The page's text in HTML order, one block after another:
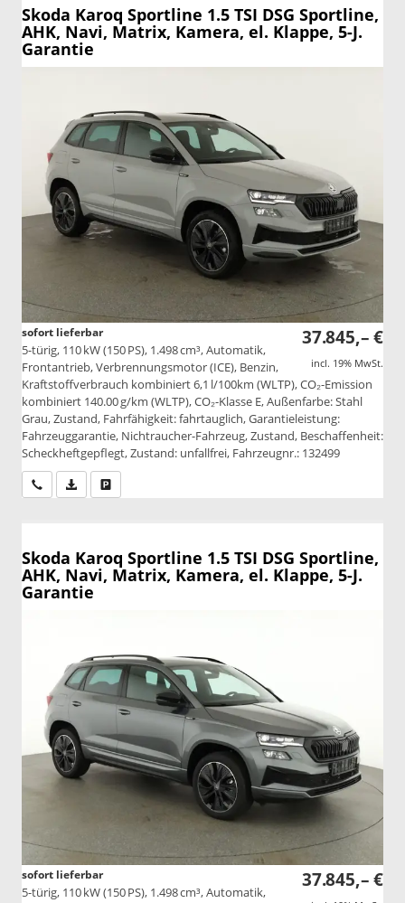
Skoda Karoq Sportline 1.5 TSI DSG Sportline,
AHK, Navi, Matrix, Kamera, el. Klappe, 5-J.
Garantie
37.845,– €
incl. 19% MwSt.
sofort lieferbar
5-türig, 110 kW (150 PS), 1.498 cm³, Automatik,
Frontantrieb, Verbrennungsmotor (ICE), Benzin,
Kraftstoffverbrauch kombiniert 6,1 l/100km (WLTP), CO₂-Emission
kombiniert 140.00 g/km (WLTP), CO₂-Klasse E, Außenfarbe: Stahl
Grau, Zustand, Fahrfähigkeit: fahrtauglich, Garantieleistung:
Fahrzeuggarantie, Nichtraucher-Fahrzeug, Zustand, Beschaffenheit:
Scheckheftgepflegt, Zustand: unfallfrei, Fahrzeugnr.: 132499
Wir rufen Sie anPDF-Datei, Fahrzeugexposé drucken
Skoda Karoq Sportline 1.5 TSI DSG Sportline,
AHK, Navi, Matrix, Kamera, el. Klappe, 5-J.
Garantie
37.845,– €
sofort lieferbar
5-türig, 110 kW (150 PS), 1.498 cm³, Automatik,